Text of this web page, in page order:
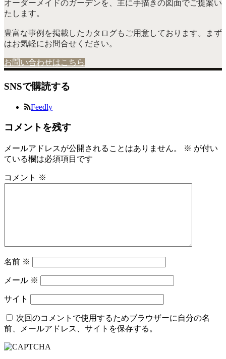
オーダーメイドのガーデンを、主に手描きの図面でご提案い
たします。
豊富な事例を掲載したカタログもご用意しております。まず
はお気軽にお問合せください。
お問い合わせはこちら
SNSで購読する
Feedly
コメントを残す
メールアドレスが公開されることはありません。 ※ が付い
ている欄は必須項目です
コメント ※
名前 ※
メール ※
サイト
次回のコメントで使用するためブラウザーに自分の名
前、メールアドレス、サイトを保存する。